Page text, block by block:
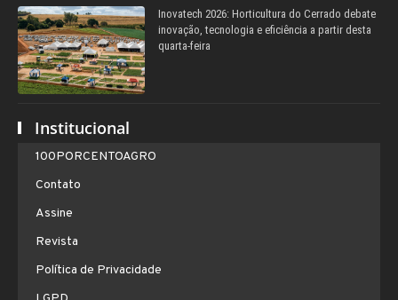
Inovatech 2026: Horticultura do Cerrado debate
inovação, tecnologia e eficiência a partir desta
quarta-feira
Institucional
100PORCENTOAGRO
Contato
Assine
Revista
Política de Privacidade